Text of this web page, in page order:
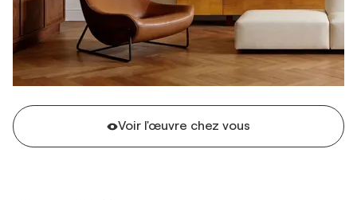
Voir l'œuvre chez vous